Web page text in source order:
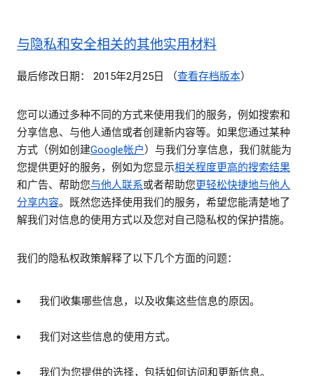
与隐私和安全相关的其他实用材料
最后修改日期： 2015年2月25日 （查看存档版本）
您可以通过多种不同的方式来使用我们的服务，例如搜索和
分享信息、与他人通信或者创建新内容等。如果您通过某种
方式（例如创建Google帐户）与我们分享信息，我们就能为
您提供更好的服务，例如为您显示相关程度更高的搜索结果
和广告、帮助您与他人联系或者帮助您更轻松快捷地与他人
分享内容。既然您选择使用我们的服务，希望您能清楚地了
解我们对信息的使用方式以及您对自己隐私权的保护措施。
我们的隐私权政策解释了以下几个方面的问题：
我们收集哪些信息，以及收集这些信息的原因。
我们对这些信息的使用方式。
我们为您提供的选择，包括如何访问和更新信息。